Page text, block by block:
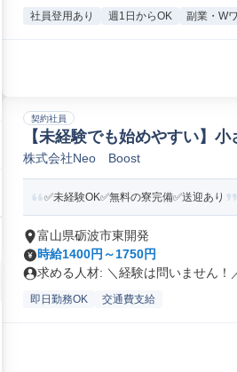
社員登用あり 週1日からOK 副業・W
契約社員
【未経験でも始めやすい】
株式会社Neo Boost
✅未経験OK✅無料の寮完備✅送迎あり
富山県砺波市東開発
時給1400円～1750円
求める人材: ＼経験は問いません！
即日勤務OK 交通費支給